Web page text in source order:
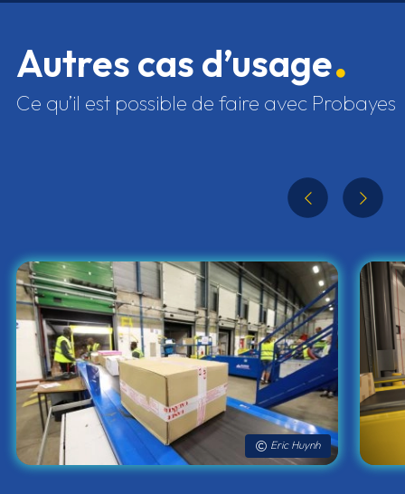
Autres cas d’usage
Ce qu’il est possible de faire avec Probayes
Eric Huynh